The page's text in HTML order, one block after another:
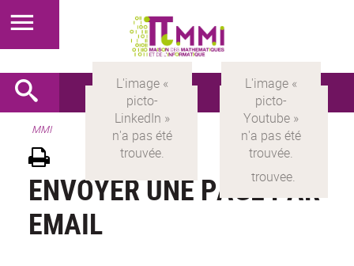
MMI
ENVOYER UNE PAGE PAR
EMAIL